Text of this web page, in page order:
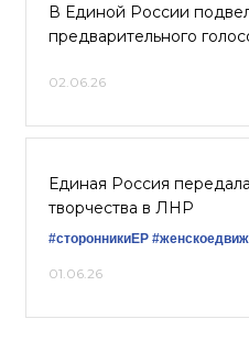
В Единой России
предварительного
02.06.26
Единая Россия
творчества в ЛНР
#сторонникиЕР
01.06.26